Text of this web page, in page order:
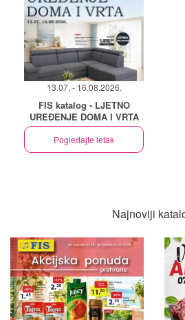
13.07. - 16.08.2026.
FIS katalog - LJETNO
UREĐENJE DOMA I VRTA
Pogledajte letak
Najnoviji